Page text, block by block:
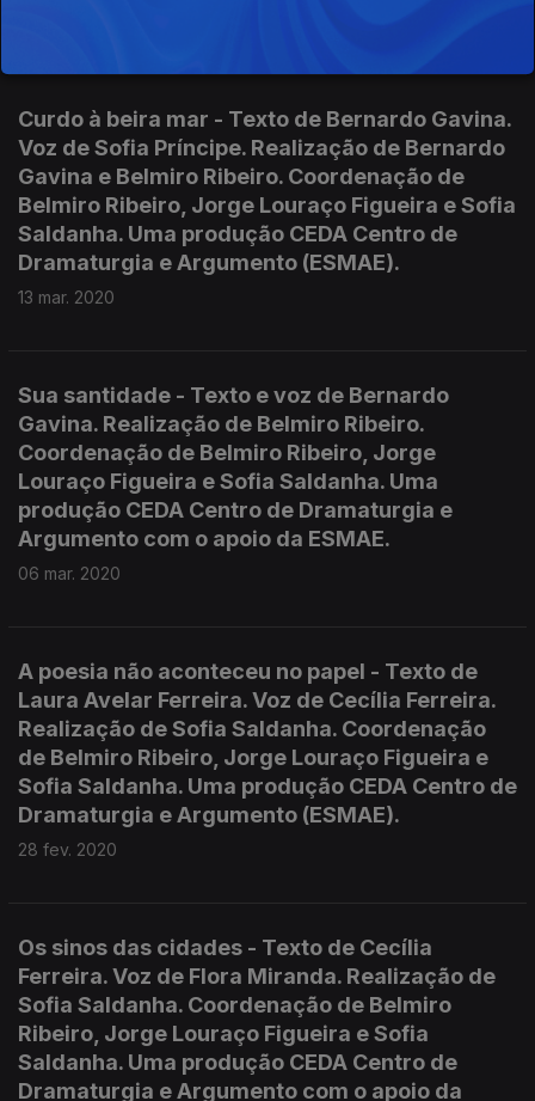
Curdo à beira mar - Texto de Bernardo Gavina.
Voz de Sofia Príncipe. Realização de Bernardo
Gavina e Belmiro Ribeiro. Coordenação de
Belmiro Ribeiro, Jorge Louraço Figueira e Sofia
Saldanha. Uma produção CEDA Centro de
Dramaturgia e Argumento (ESMAE).
13 mar. 2020
Sua santidade - Texto e voz de Bernardo
Gavina. Realização de Belmiro Ribeiro.
Coordenação de Belmiro Ribeiro, Jorge
Louraço Figueira e Sofia Saldanha. Uma
produção CEDA Centro de Dramaturgia e
Argumento com o apoio da ESMAE.
06 mar. 2020
A poesia não aconteceu no papel - Texto de
Laura Avelar Ferreira. Voz de Cecília Ferreira.
Realização de Sofia Saldanha. Coordenação
de Belmiro Ribeiro, Jorge Louraço Figueira e
Sofia Saldanha. Uma produção CEDA Centro de
Dramaturgia e Argumento (ESMAE).
28 fev. 2020
Os sinos das cidades - Texto de Cecília
Ferreira. Voz de Flora Miranda. Realização de
Sofia Saldanha. Coordenação de Belmiro
Ribeiro, Jorge Louraço Figueira e Sofia
Saldanha. Uma produção CEDA Centro de
Dramaturgia e Argumento com o apoio da